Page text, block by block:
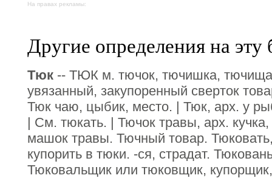
На правах рекламы:
Другие определения на эту
Тюк -- ТЮК м. тючок, тючишка, тючища,
увязанный, закупоренный сверток
Тюк чаю, цыбик, место. | Тюк, арх. у
| См. тюкать. | Тючок травы, арх.
машок травы. Тючный товар.
купорить в тюки. -ся, страдат.
Тюковальщик или тюковщик,